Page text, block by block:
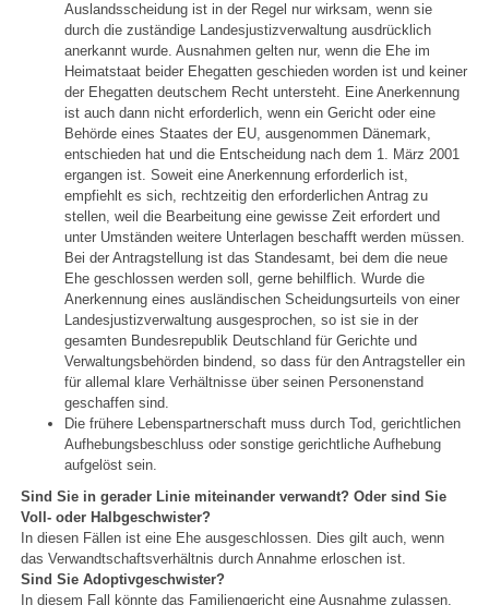
Auslandsscheidung ist in der Regel nur wirksam, wenn sie
durch die zuständige Landesjustizverwaltung ausdrücklich
anerkannt wurde. Ausnahmen gelten nur, wenn die Ehe im
Heimatstaat beider Ehegatten geschieden worden ist und keiner
der Ehegatten deutschem Recht untersteht. Eine Anerkennung
ist auch dann nicht erforderlich, wenn ein Gericht oder eine
Behörde eines Staates der EU, ausgenommen Dänemark,
entschieden hat und die Entscheidung nach dem 1. März 2001
ergangen ist. Soweit eine Anerkennung erforderlich ist,
empfiehlt es sich, rechtzeitig den erforderlichen Antrag zu
stellen, weil die Bearbeitung eine gewisse Zeit erfordert und
unter Umständen weitere Unterlagen beschafft werden müssen.
Bei der Antragstellung ist das Standesamt, bei dem die neue
Ehe geschlossen werden soll, gerne behilflich. Wurde die
Anerkennung eines ausländischen Scheidungsurteils von einer
Landesjustizverwaltung ausgesprochen, so ist sie in der
gesamten Bundesrepublik Deutschland für Gerichte und
Verwaltungsbehörden bindend, so dass für den Antragsteller ein
für allemal klare Verhältnisse über seinen Personenstand
geschaffen sind.
Die frühere Lebenspartnerschaft muss durch Tod, gerichtlichen
Aufhebungsbeschluss oder sonstige gerichtliche Aufhebung
aufgelöst sein.
Sind Sie in gerader Linie miteinander verwandt? Oder sind Sie
Voll- oder Halbgeschwister?
In diesen Fällen ist eine Ehe ausgeschlossen. Dies gilt auch, wenn
das Verwandtschaftsverhältnis durch Annahme erloschen ist.
Sind Sie Adoptivgeschwister?
In diesem Fall könnte das Familiengericht eine Ausnahme zulassen.